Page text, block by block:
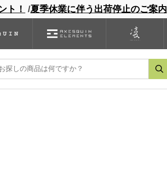
ト！ /夏季休業に伴う出荷停止のご案内
ブランドサイト 商品一覧
ノギング アウトレット